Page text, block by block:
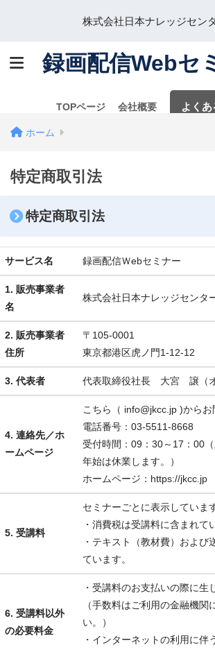
株式会社日本ナレッジセン
録画配信Webセ
TOPページ 会社概要 よくあ
ホーム
特定商取引法
特定商取引法
サービス名 録画配信Ｗebセミナー
1. 販売事業者
名
株式会社日本ナレッジセンタ
2. 販売事業者
住所
〒105-0001
東京都港区虎ノ門1-12-12
3. 代表者 代表取締役社長 大宮 譲（オ
4. 連絡先／ホ
ームページ
こちら（ info@jkcc.jp )からお
電話番号：03-5511-8668
受付時間：09：30～17：00
年始は休業します。）
ホームページ：https://jkcc.jp
5. 受講料
セミナーごとに表示していま
・消費税は受講料に含まれて
・テキスト（教材費）および
ています。
6. 受講料以外
の必要料金
・受講料のお支払いの際に生
（手数料はご利用の金融機関
い。）
・インターネットの利用に伴